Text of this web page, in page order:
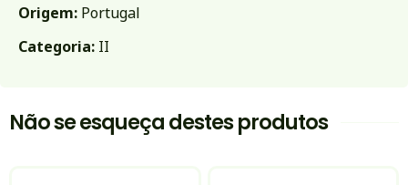
Origem: Portugal
Categoria: II
Não se esqueça destes produtos